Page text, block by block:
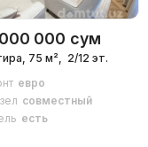
000 сум
75 м²,
2/12 эт.
евро
совместный
есть